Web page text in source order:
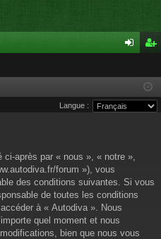
cri
pti
Langue :
après par « nous », « notre »,
forum »), vous
des conditions suivantes. Si vous
de toutes les conditions
à « Autodiva ». Nous
quel moment et nous
bien que nous vous